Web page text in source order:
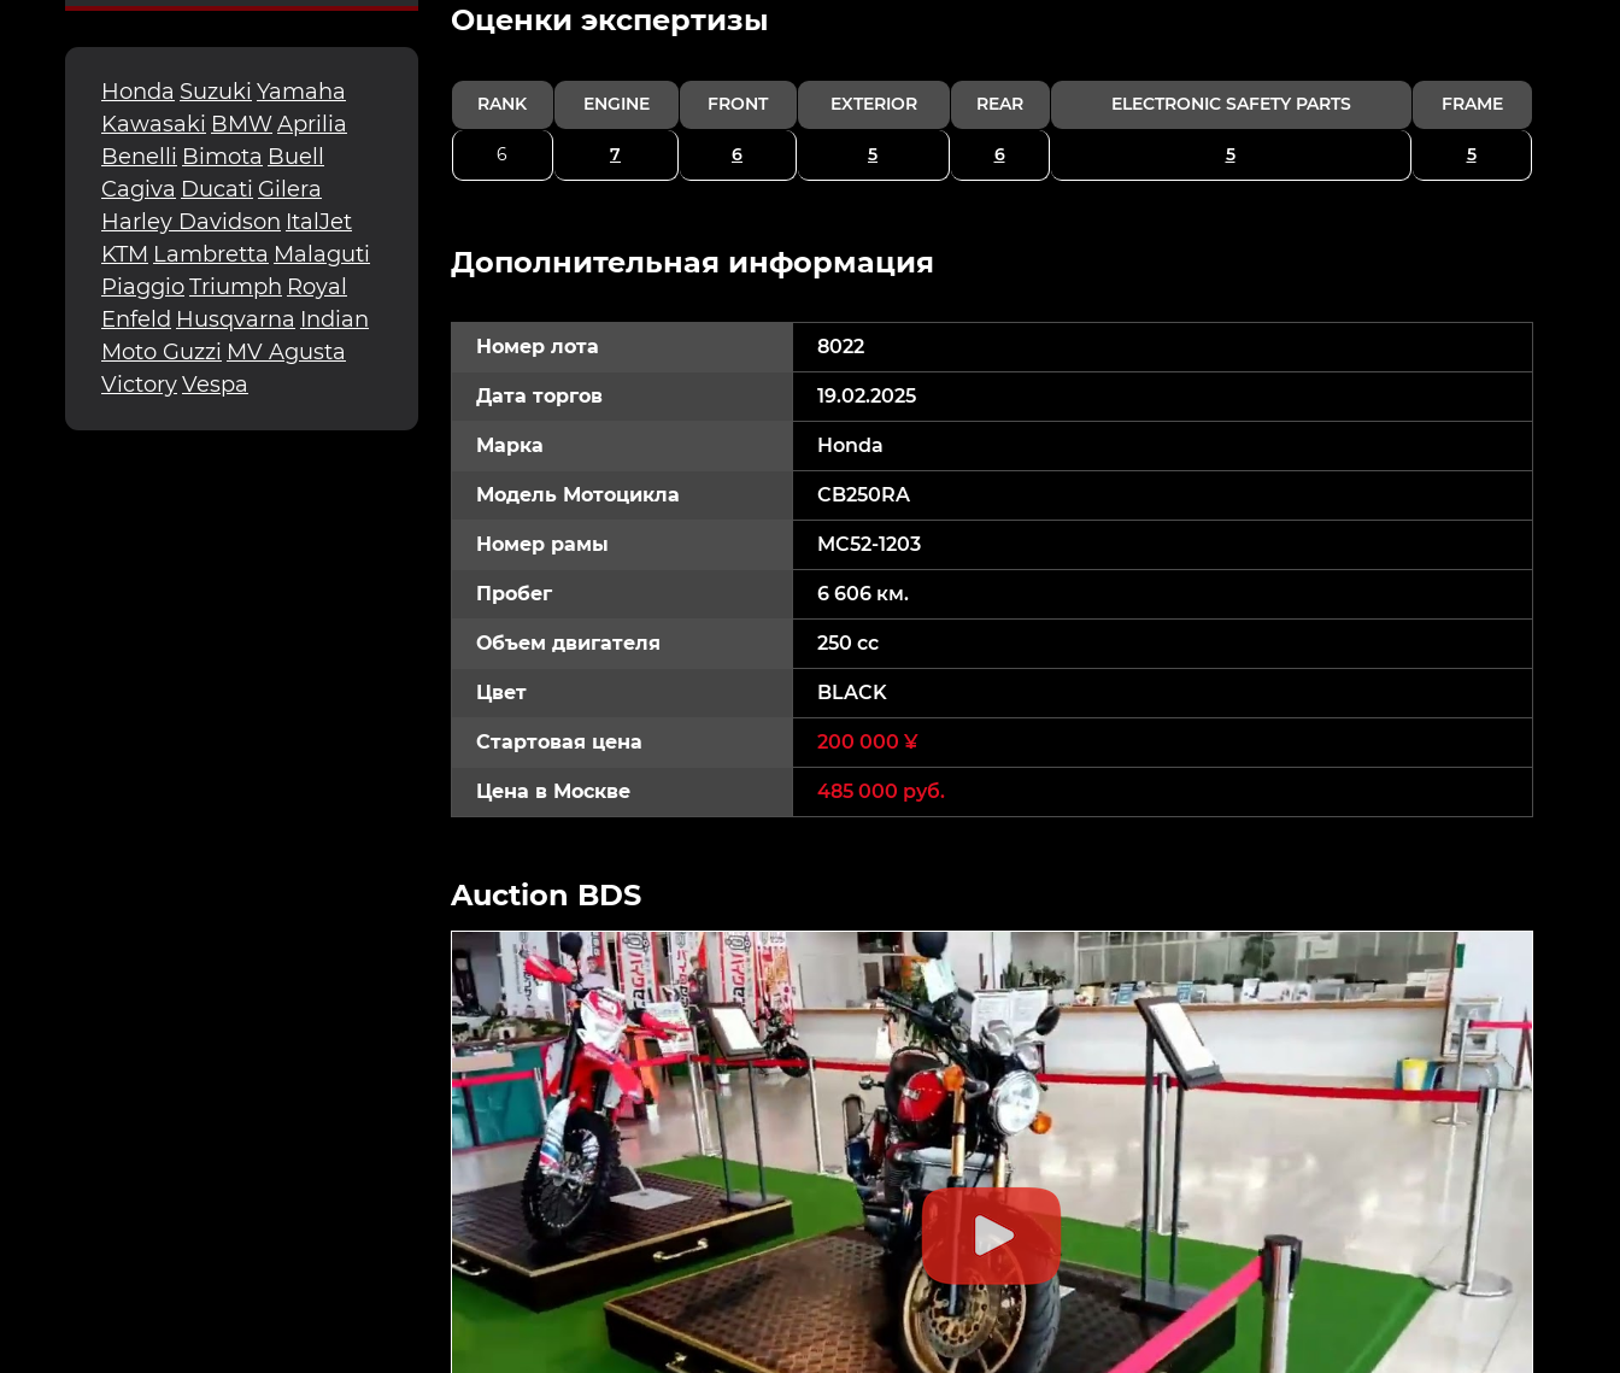
Honda Suzuki Yamaha
Kawasaki BMWAprilia
Benelli Bimota Buell
Cagiva Ducati Gilera
Harley Davidson ItalJet
KTM Lambretta Malaguti
PiaggioTriumph Royal
Enfeld Husqvarna Indian
Moto Guzzi MV Agusta
VictoryVespa
Oценки экспертизы
RANK ENGINE FRONT EXTERIOR REAR ELECTRONIC SAFETY PARTS FRAME
6 7 6 5 6 5 5
Дополнительная информация
Номер лота 8022
Дата торгов 19.02.2025
Марка Honda
Модель Мотоцикла CB250RA
Номер рамы MC52-1203
Пробег 6 606 км.
Объем двигателя 250 cc
Цвет BLACK
Стартовая цена 200 000 ¥
Цена в Москве 485 000 руб.
Auction BDS